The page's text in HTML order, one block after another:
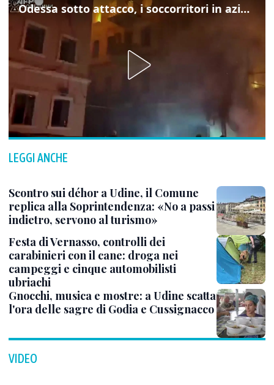
Odessa sotto attacco, i soccorritori in azione
LEGGI ANCHE
Scontro sui déhor a Udine, il Comune
replica alla Soprintendenza: «No a passi
indietro, servono al turismo»
Festa di Vernasso, controlli dei
carabinieri con il cane: droga nei
campeggi e cinque automobilisti
ubriachi
Gnocchi, musica e mostre: a Udine scatta
l'ora delle sagre di Godia e Cussignacco
VIDEO